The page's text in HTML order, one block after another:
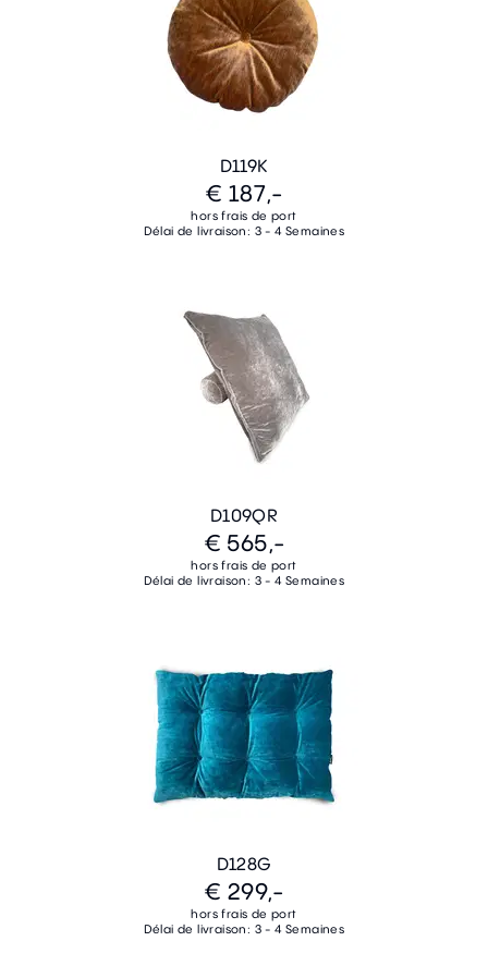
D119K
€ 187,-
hors frais de port
Délai de livraison: 3 - 4 Semaines
D109QR
€ 565,-
hors frais de port
Délai de livraison: 3 - 4 Semaines
D128G
€ 299,-
hors frais de port
Délai de livraison: 3 - 4 Semaines